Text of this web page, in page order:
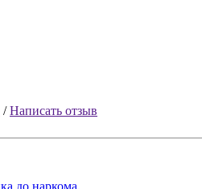
/Написать отзыв